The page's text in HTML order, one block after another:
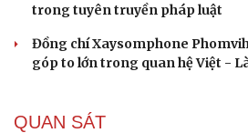
trong tuyên truyền pháp luật
Đồng chí Xaysomphone
góp to lớn trong quan hệ Việt -
QUAN SÁT